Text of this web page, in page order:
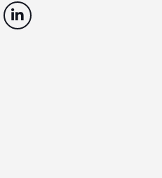
L
i